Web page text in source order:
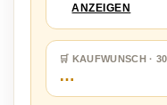
ANZEIGEN
🛒 KAUFWUNSCH ·
…